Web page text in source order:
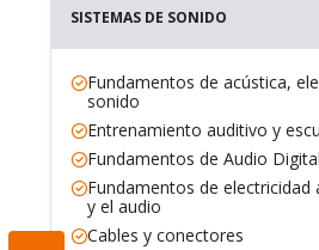
SISTEMAS DE SONIDO
Fundamentos de acústica,
sonido
Entrenamiento auditivo y
Fundamentos de Audio Digital
Fundamentos de electricidad
y el audio
Cables y conectores